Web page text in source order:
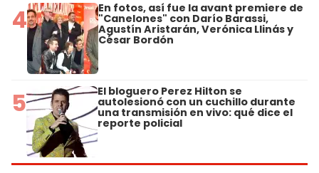
4 En fotos, así fue la avant premiere de
"Canelones" con Darío Barassi,
Agustín Aristarán, Verónica Llinás y
César Bordón
5 El bloguero Perez Hilton se
autolesionó con un cuchillo durante
una transmisión en vivo: qué dice el
reporte policial